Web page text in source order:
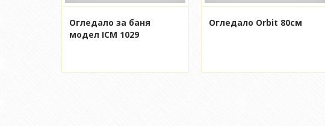
Огледало за баня
модел ICM 1029
Огледало Orbit 80см